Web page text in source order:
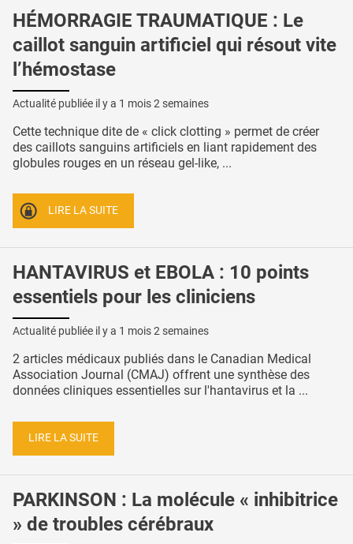
HÉMORRAGIE TRAUMATIQUE : Le
caillot sanguin artificiel qui résout vite
l’hémostase
Actualité publiée il y a 1 mois 2 semaines
Cette technique dite de « click clotting » permet de créer
des caillots sanguins artificiels en liant rapidement des
globules rouges en un réseau gel-like, ...
LIRE LA SUITE
HANTAVIRUS et EBOLA : 10 points
essentiels pour les cliniciens
Actualité publiée il y a 1 mois 2 semaines
2 articles médicaux publiés dans le Canadian Medical
Association Journal (CMAJ) offrent une synthèse des
données cliniques essentielles sur l'hantavirus et la ...
LIRE LA SUITE
PARKINSON : La molécule « inhibitrice
» de troubles cérébraux